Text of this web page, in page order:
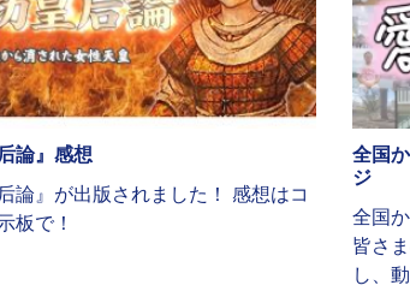
論』感想
論』が出版されました！ 感想はコ
板で！
全国
ジ
全国
皆さ
し、